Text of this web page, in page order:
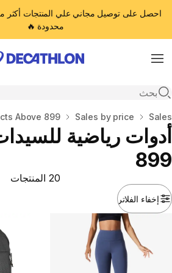
محدودة 🔥
Menu
Open search
المنزل
Sales
Sales by price
Above 899
أدوات رياضية
899
إخفاء الفلاتر
20 المنتجات